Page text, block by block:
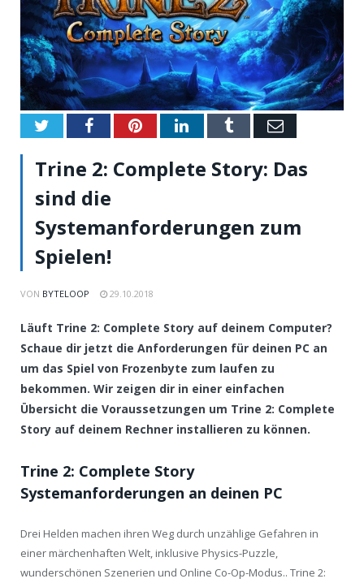
TwitterFacebookPinterestLinkedInTumblrEmail
Trine 2: Complete Story: Das
sind die
Systemanforderungen zum
Spielen!
VON BYTELOOP 29.10.2018
Läuft Trine 2: Complete Story auf deinem Computer?
Schaue dir jetzt die Anforderungen für deinen PC an
um das Spiel von Frozenbyte zum laufen zu
bekommen. Wir zeigen dir in einer einfachen
Übersicht die Voraussetzungen um Trine 2: Complete
Story auf deinem Rechner installieren zu können.
Trine 2: Complete Story
Systemanforderungen an deinen PC
Drei Helden machen ihren Weg durch unzählige Gefahren in
einer märchenhaften Welt, inklusive Physics-Puzzle,
wunderschönen Szenerien und Online Co-Op-Modus.. Trine 2: